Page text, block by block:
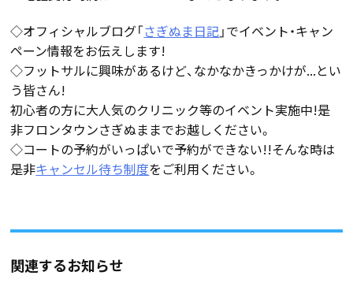
◇オフィシャルブログ「さぎぬま日記」でイベント・キャン
ペーン情報をお伝えします!
◇フットサルに興味があるけど、なかなかきっかけが...とい
う皆さん!
初心者の方に大人気のクリニック等のイベント実施中!是
非フロンタウンさぎぬままでお越しください。
◇コートの予約がいっぱいで予約ができない!!そんな時は
是非キャンセル待ち制度をご利用ください。
関連するお知らせ